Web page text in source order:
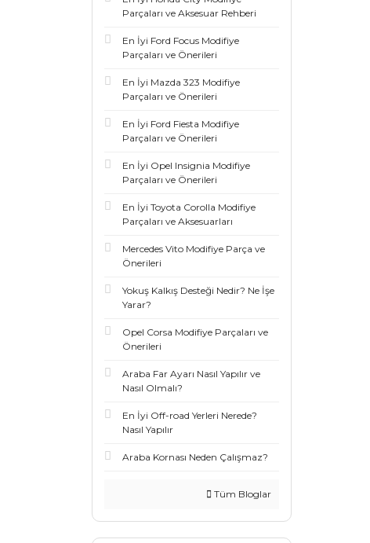
Parçaları ve Aksesuar Rehberi
En İyi Ford Focus Modifiye
Parçaları ve Önerileri
En İyi Mazda 323 Modifiye
Parçaları ve Önerileri
En İyi Ford Fiesta Modifiye
Parçaları ve Önerileri
En İyi Opel Insignia Modifiye
Parçaları ve Önerileri
En İyi Toyota Corolla Modifiye
Parçaları ve Aksesuarları
Mercedes Vito Modifiye Parça ve
Önerileri
Yokuş Kalkış Desteği Nedir? Ne İşe
Yarar?
Opel Corsa Modifiye Parçaları ve
Önerileri
Araba Far Ayarı Nasıl Yapılır ve
Nasıl Olmalı?
En İyi Off-road Yerleri Nerede?
Nasıl Yapılır
Araba Kornası Neden Çalışmaz?
Tüm Bloglar